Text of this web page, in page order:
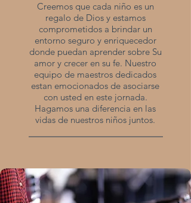
Creemos que cada niño es un
regalo de Dios y estamos
comprometidos a brindar un
entorno seguro y enriquecedor
donde puedan aprender sobre Su
amor y crecer en su fe. Nuestro
equipo de maestros dedicados
estan emocionados de asociarse
con usted en este jornada.
Hagamos una diferencia en las
vidas de nuestros niños juntos.